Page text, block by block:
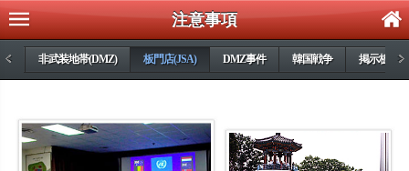
注意事項
< 非武装地帯(DMZ) 板門店(JSA) DMZ事件 韓国戦争 掲示板 >